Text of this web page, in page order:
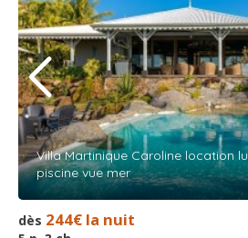
Villa Martinique Caroline location
piscine vue mer
dès 244€ la nuit